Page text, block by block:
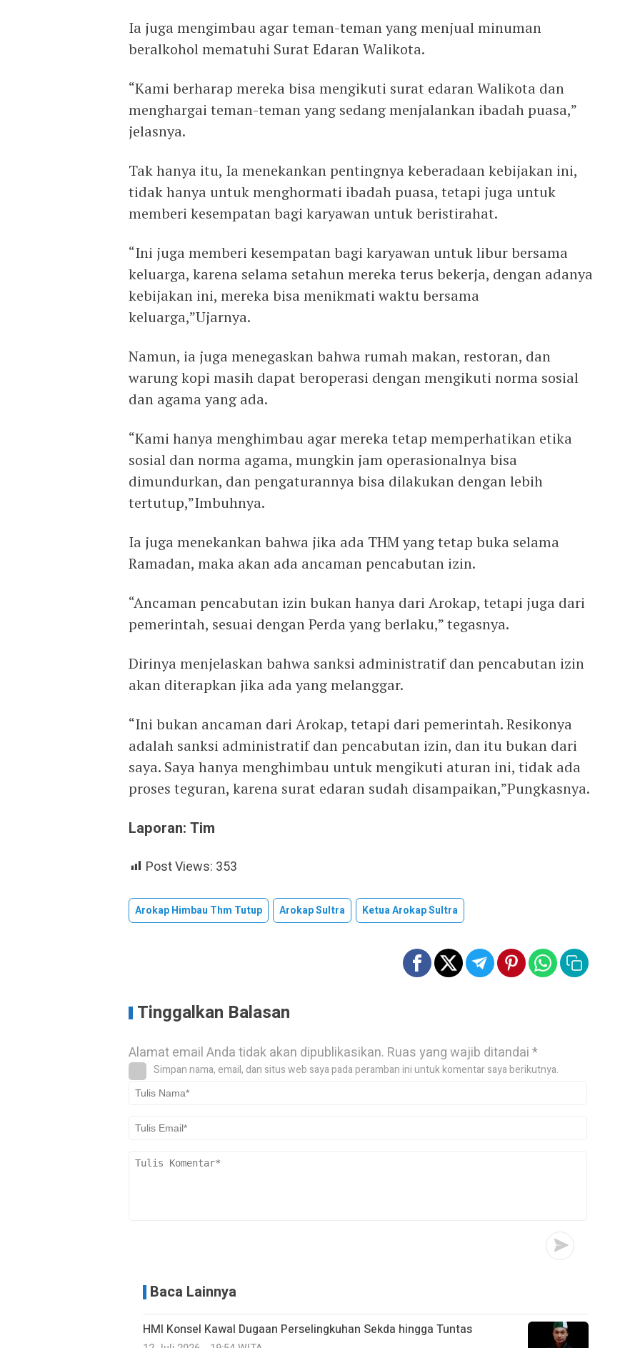
Ia juga mengimbau agar teman-teman yang menjual minuman
beralkohol mematuhi Surat Edaran Walikota.
“Kami berharap mereka bisa mengikuti surat edaran Walikota dan
menghargai teman-teman yang sedang menjalankan ibadah puasa,”
jelasnya.
Tak hanya itu, Ia menekankan pentingnya keberadaan kebijakan ini,
tidak hanya untuk menghormati ibadah puasa, tetapi juga untuk
memberi kesempatan bagi karyawan untuk beristirahat.
“Ini juga memberi kesempatan bagi karyawan untuk libur bersama
keluarga, karena selama setahun mereka terus bekerja, dengan adanya
kebijakan ini, mereka bisa menikmati waktu bersama
keluarga,”Ujarnya.
Namun, ia juga menegaskan bahwa rumah makan, restoran, dan
warung kopi masih dapat beroperasi dengan mengikuti norma sosial
dan agama yang ada.
“Kami hanya menghimbau agar mereka tetap memperhatikan etika
sosial dan norma agama, mungkin jam operasionalnya bisa
dimundurkan, dan pengaturannya bisa dilakukan dengan lebih
tertutup,”Imbuhnya.
Ia juga menekankan bahwa jika ada THM yang tetap buka selama
Ramadan, maka akan ada ancaman pencabutan izin.
“Ancaman pencabutan izin bukan hanya dari Arokap, tetapi juga dari
pemerintah, sesuai dengan Perda yang berlaku,” tegasnya.
Dirinya menjelaskan bahwa sanksi administratif dan pencabutan izin
akan diterapkan jika ada yang melanggar.
“Ini bukan ancaman dari Arokap, tetapi dari pemerintah. Resikonya
adalah sanksi administratif dan pencabutan izin, dan itu bukan dari
saya. Saya hanya menghimbau untuk mengikuti aturan ini, tidak ada
proses teguran, karena surat edaran sudah disampaikan,”Pungkasnya.
Laporan: Tim
Post Views: 353
Arokap Himbau Thm Tutup Arokap Sultra Ketua Arokap Sultra
Tinggalkan Balasan
Alamat email Anda tidak akan dipublikasikan. Ruas yang wajib ditandai*
Simpan nama, email, dan situs web saya pada peramban ini untuk komentar saya berikutnya.
Baca Lainnya
HMI Konsel Kawal Dugaan Perselingkuhan Sekda hingga Tuntas